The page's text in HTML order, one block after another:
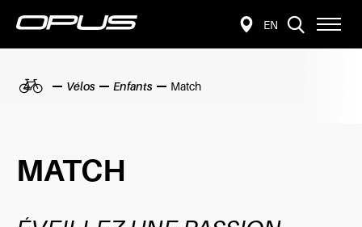
TROUVER
UN
EN VISITER
PAGE
Ouvrir
Vélos Enfants Match
MATCH